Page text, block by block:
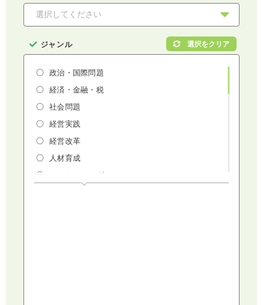
ジャンル
政治・国際問題
経済・金融・税
社会問題
経営実践
経営改革
人材育成
マーケティング